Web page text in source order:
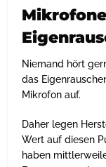
Niemand hört
das
Mikrofon auf.
Daher legen
Wert auf diesen
haben